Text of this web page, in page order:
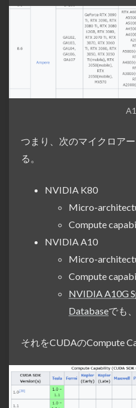
つまり、次のマイクロア
る。
NVIDIA K80
Micro-
Compute
NVIDIA A10
Micro-
Compute
NVIDIA A10G
Databaseでも
それをCUDAのCompute